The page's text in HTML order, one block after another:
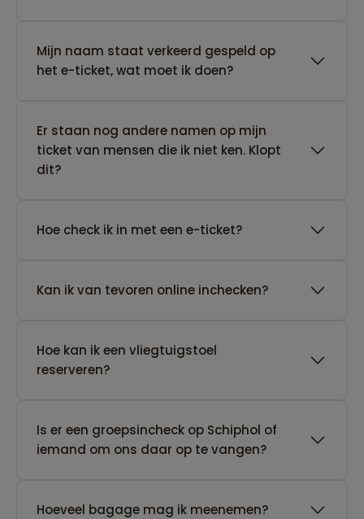
Mijn naam staat verkeerd gespeld op
het e-ticket, wat moet ik doen?
Er staan nog andere namen op mijn
ticket van mensen die ik niet ken. Klopt
dit?
Hoe check ik in met een e-ticket?
Kan ik van tevoren online inchecken?
Hoe kan ik een vliegtuigstoel
reserveren?
Is er een groepsincheck op Schiphol of
iemand om ons daar op te vangen?
Hoeveel bagage mag ik meenemen?